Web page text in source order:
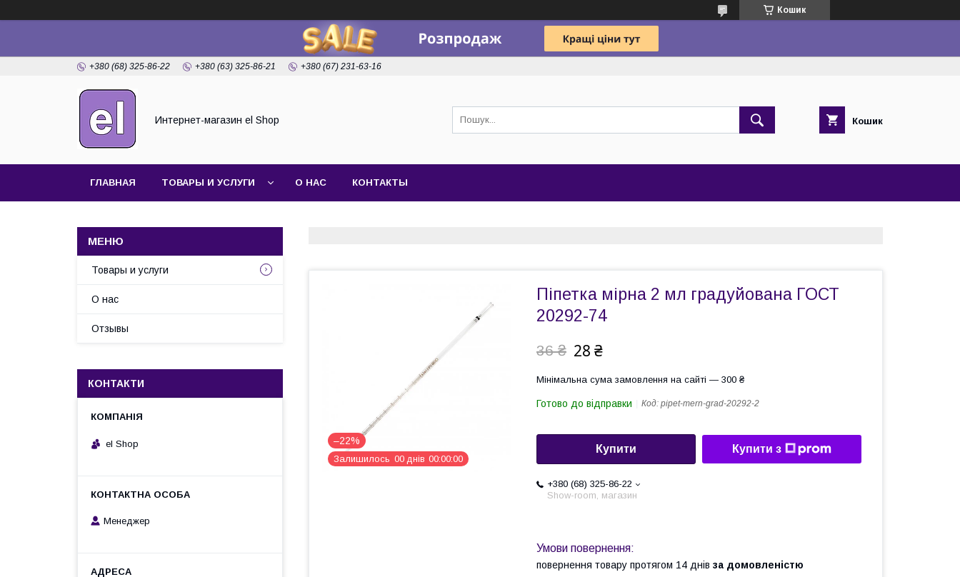
Кошик
+380 (68) 325-86-22 +380 (63) 325-86-21 +380 (67) 231-63-16
Интернет-магазин el Shop Кошик
ГЛАВНАЯ ТОВАРЫ И УСЛУГИ О НАС КОНТАКТЫ
–22%
Залишилось 00 днів 00 00 00
Піпетка мірна 2 мл градуйована ГОСТ
20292-74
36 ₴ 28 ₴
Мінімальна сума замовлення на сайті — 300 ₴
Готово до відправки Код: pipet-mern-grad-20292-2
Купити Купити з
+380 (68) 325-86-22
Show-room, магазин
повернення товару протягом 14 днів за домовленістю
Товары и услуги
О нас
Отзывы
КОНТАКТИ
el Shop
Менеджер